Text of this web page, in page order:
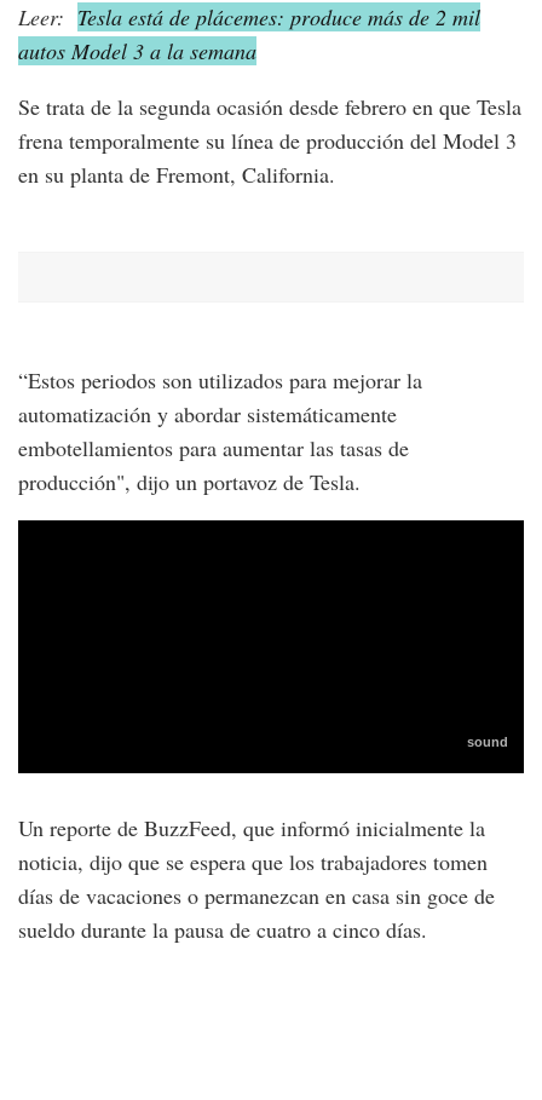
Leer: Tesla está de plácemes: produce más de 2 mil
autos Model 3 a la semana
Se trata de la segunda ocasión desde febrero en que Tesla
frena temporalmente su línea de producción del Model 3
en su planta de Fremont, California.
“Estos periodos son utilizados para mejorar la
automatización y abordar sistemáticamente
embotellamientos para aumentar las tasas de
producción", dijo un portavoz de Tesla.
Un reporte de BuzzFeed, que informó inicialmente la
noticia, dijo que se espera que los trabajadores tomen
días de vacaciones o permanezcan en casa sin goce de
sueldo durante la pausa de cuatro a cinco días.